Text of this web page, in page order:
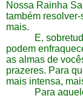
Nossa Rainha
também
mais.
E,
podem
as almas de
prazeres. Para
mais intensa,
Para